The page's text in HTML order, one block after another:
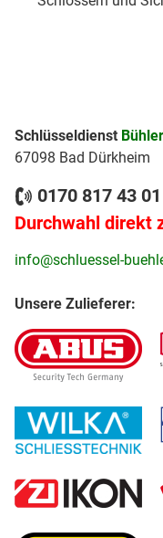
Schlüsseldienst Bühler
67098 Bad Dürkheim
0170 817 43 01
Durchwahl direkt
info@schluessel-
Unsere Zulieferer: